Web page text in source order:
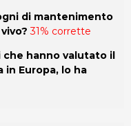
di mantenimento
31% corrette
hanno valutato il
Europa, lo ha